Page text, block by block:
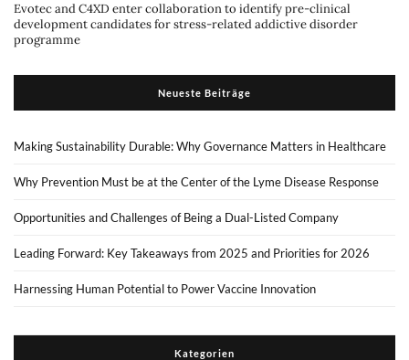
Evotec and C4XD enter collaboration to identify pre-clinical
development candidates for stress-related addictive disorder
programme
Neueste Beiträge
Making Sustainability Durable: Why Governance Matters in Healthcare
Why Prevention Must be at the Center of the Lyme Disease Response
Opportunities and Challenges of Being a Dual-Listed Company
Leading Forward: Key Takeaways from 2025 and Priorities for 2026
Harnessing Human Potential to Power Vaccine Innovation
Kategorien